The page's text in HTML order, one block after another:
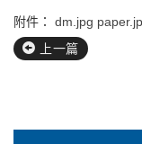
附件： dm.jpg
上一篇